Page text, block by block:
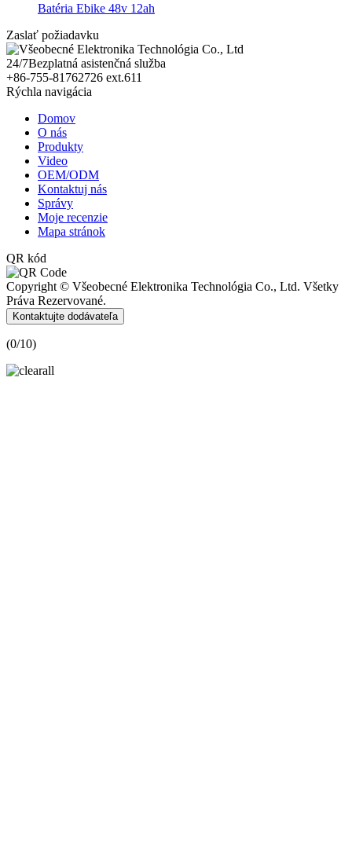
Batéria Ebike 48v 12ah
Zaslať požiadavku
24/7Bezplatná asistenčná služba
+86-755-81762726 ext.611
Rýchla navigácia
Domov
O nás
Produkty
Video
OEM/ODM
Kontaktuj nás
Správy
Moje recenzie
Mapa stránok
QR kód
Copyright © Všeobecné Elektronika Technológia Co., Ltd. Všetky
Práva Rezervované.
Kontaktujte dodávateľa
(0/10)